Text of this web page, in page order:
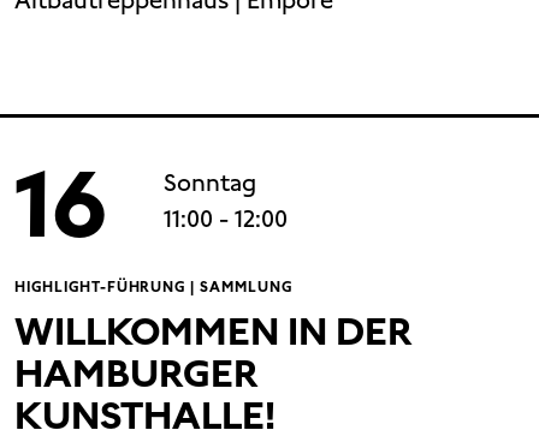
16
Sonntag
11:00 - 12:00
HIGHLIGHT-FÜHRUNG | SAMMLUNG
WILLKOMMEN IN DER
HAMBURGER
KUNSTHALLE!